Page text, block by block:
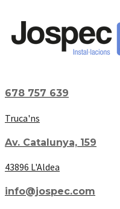
678 757 639
Truca'ns
Av. Catalunya, 159
43896 L'Aldea
info@jospec.com